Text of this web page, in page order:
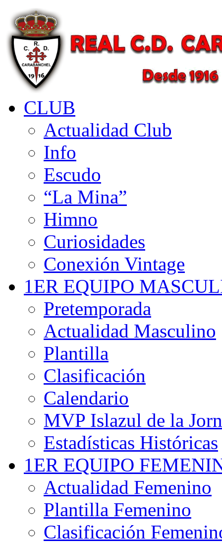
CLUB
Actualidad Club
Info
Escudo
“La Mina”
Himno
Curiosidades
Conexión Vintage
1ER EQUIPO
Pretemporada
Actualidad Masculino
Plantilla
Clasificación
Calendario
MVP Islazul de la
Estadísticas Históricas
1ER EQUIPO
Actualidad Femenino
Plantilla Femenino
Clasificación